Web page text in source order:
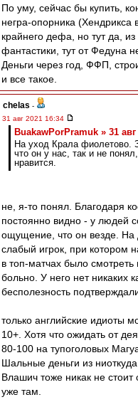
По уму, сейчас бы купить,
негра-опорника (Хендрикса
крайнего дефа, но тут да, из
фантастики, тут от Федуна
Деньги через год, ФФП,
и все такое.
chelas -
31 авг 2021 16:34
BuakawPorPramuk » 31 авг
На уход Крала фиолетово.
что он у нас, так и не
нравится.
не, я-то понял. Благодаря
постоянно видно - у людей
ощущение, что он везде. На
слабый игрок, при котором
в топ-матчах было
больно. У него нет никаких
бесполезность
только английские идиоты
10+. Хотя что ожидать от
80-100 на тупоголовых
Шальные деньги из
Влашич тоже никак не стоит
уже там.